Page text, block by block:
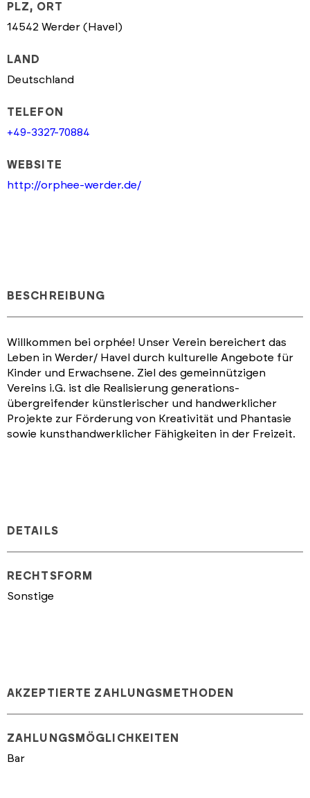
PLZ, ORT
14542 Werder (Havel)
LAND
Deutschland
TELEFON
+49-3327-70884
WEBSITE
http://orphee-werder.de/
BESCHREIBUNG
Willkommen bei orphée! Unser Verein bereichert das
Leben in Werder/ Havel durch kulturelle Angebote für
Kinder und Erwachsene. Ziel des gemeinnützigen
Vereins i.G. ist die Realisierung generations-
übergreifender künstlerischer und handwerklicher
Projekte zur Förderung von Kreativität und Phantasie
sowie kunsthandwerklicher Fähigkeiten in der Freizeit.
DETAILS
RECHTSFORM
Sonstige
AKZEPTIERTE ZAHLUNGSMETHODEN
ZAHLUNGSMÖGLICHKEITEN
Bar